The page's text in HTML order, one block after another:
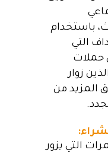
باستخدام
التي
حملات
زوار
المزيد من
التي يزور